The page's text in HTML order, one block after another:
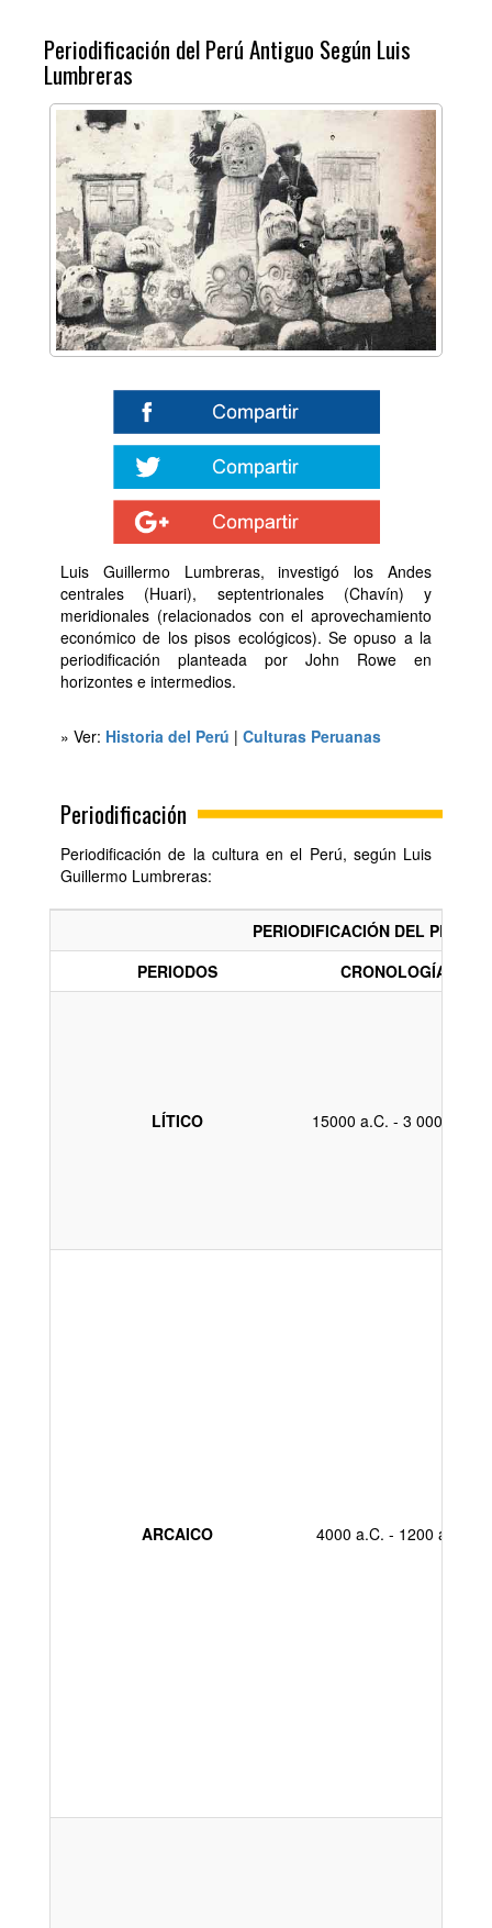
Periodificación del Perú Antiguo Según Luis
Lumbreras
Luis Guillermo Lumbreras, investigó los Andes
centrales (Huari), septentrionales (Chavín) y
meridionales (relacionados con el aprovechamiento
económico de los pisos ecológicos). Se opuso a la
periodificación planteada por John Rowe en
horizontes e intermedios.
» Ver: Historia del Perú | Culturas Peruanas
Periodificación
Periodificación de la cultura en el Perú, según Luis
Guillermo Lumbreras:
PERIODIFICACIÓN DEL PERÚ
PERIODOS
CRONOLOGÍA
LÍTICO 15000 a.C. - 3 000 a.C.
ARCAICO 4000 a.C. - 1200 a.C..